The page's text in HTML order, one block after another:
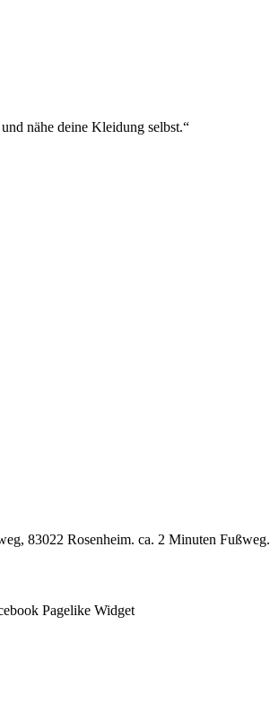
nähe deine Kleidung selbst.“
83022 Rosenheim. ca. 2 Minuten Fußweg.